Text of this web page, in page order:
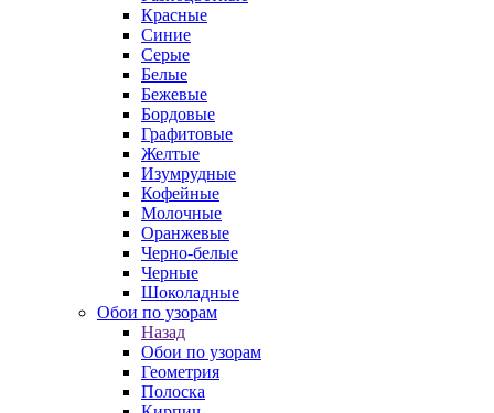
Красные
Синие
Серые
Белые
Бежевые
Бордовые
Графитовые
Желтые
Изумрудные
Кофейные
Молочные
Оранжевые
Черно-белые
Черные
Шоколадные
Обои по узорам
Назад
Обои по узорам
Геометрия
Полоска